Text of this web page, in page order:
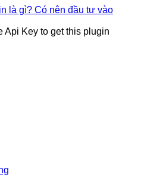
là gì? Có nên đầu tư vào
Api Key to get this plugin